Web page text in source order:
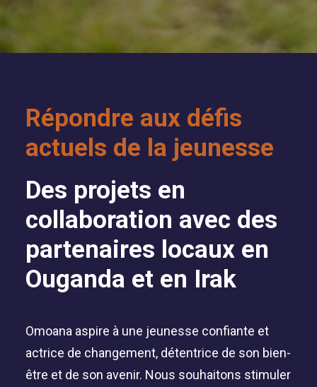
Répondre aux défis
actuels de la jeunesse
Des projets en
collaboration avec des
partenaires locaux en
Ouganda et en Irak
Omoana aspire à une jeunesse confiante et
actrice de changement, détentrice de son bien-
être et de son avenir. Nous souhaitons stimuler